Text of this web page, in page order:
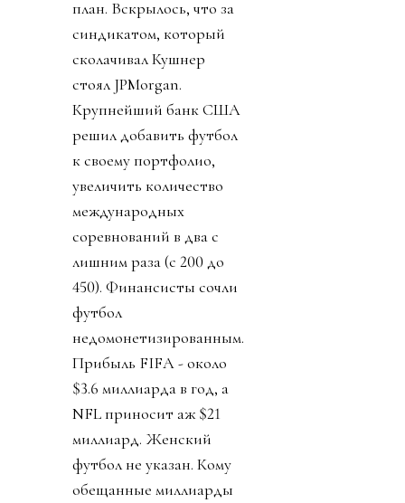
план. Вскрылось, что за
синдикатом, который
сколачивал Кушнер
стоял JPMorgan.
Крупнейший банк США
решил добавить футбол
к своему портфолио,
увеличить количество
международных
соревнований в два с
лишним раза (с 200 до
450). Финансисты сочли
футбол
недомонетизированным.
Прибыль FIFA - около
$3.6 миллиарда в год, а
NFL приносит аж $21
миллиард. Женский
футбол не указан. Кому
обещанные миллиарды